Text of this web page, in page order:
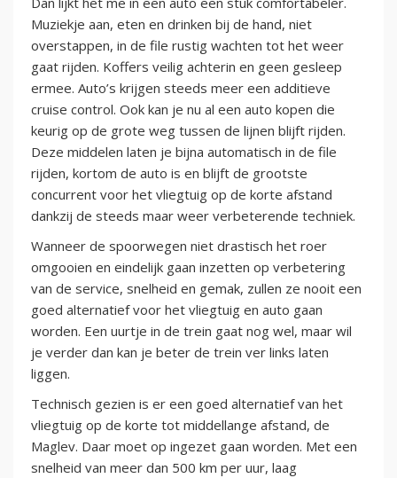
Muziekje aan, eten en drinken bij de hand, niet
overstappen, in de file rustig wachten tot het weer
gaat rijden. Koffers veilig achterin en geen gesleep
ermee. Auto’s krijgen steeds meer een additieve
cruise control. Ook kan je nu al een auto kopen die
keurig op de grote weg tussen de lijnen blijft rijden.
Deze middelen laten je bijna automatisch in de file
rijden, kortom de auto is en blijft de grootste
concurrent voor het vliegtuig op de korte afstand
dankzij de steeds maar weer verbeterende techniek.
Wanneer de spoorwegen niet drastisch het roer
omgooien en eindelijk gaan inzetten op verbetering
van de service, snelheid en gemak, zullen ze nooit een
goed alternatief voor het vliegtuig en auto gaan
worden. Een uurtje in de trein gaat nog wel, maar wil
je verder dan kan je beter de trein ver links laten
liggen.
Technisch gezien is er een goed alternatief van het
vliegtuig op de korte tot middellange afstand, de
Maglev. Daar moet op ingezet gaan worden. Met een
snelheid van meer dan 500 km per uur, laag